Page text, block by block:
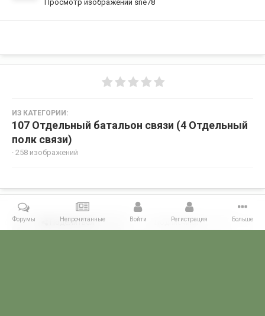
Просмотр изображений sne78
ИЗ КАТЕГОРИИ:
107 Отдельный батальон связи (4 Отдельный
полк связи)
· 258 изображений
Поделиться Подписчики 0
Форумы Непрочитанные Войти Регистрация Больше